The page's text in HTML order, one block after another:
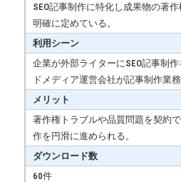
SEO記事制作に特化し成果物の著
明確に定めている。
利用シーン
企業が外部ライターにSEO記事制
ドメディア運営会社が記事制作業
メリット
著作権トラブルや品質問題を契約
作を円滑に進められる。
ダウンロード数
60件